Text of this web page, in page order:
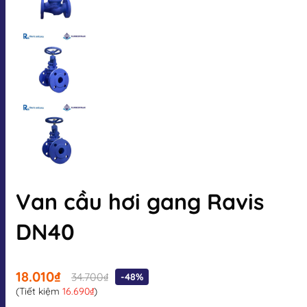
Van cầu hơi gang Ravis
DN40
18.010₫ 34.700₫
-48%
(Tiết kiệm 16.690₫)